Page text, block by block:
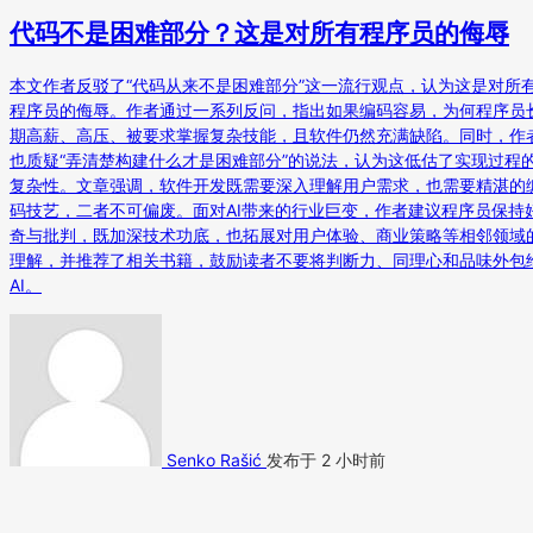
代码不是困难部分？这是对所有程序员的侮辱
本文作者反驳了“代码从来不是困难部分”这一流行观点，认为这是对所
程序员的侮辱。作者通过一系列反问，指出如果编码容易，为何程序员
期高薪、高压、被要求掌握复杂技能，且软件仍然充满缺陷。同时，作
也质疑“弄清楚构建什么才是困难部分”的说法，认为这低估了实现过程
复杂性。文章强调，软件开发既需要深入理解用户需求，也需要精湛的
码技艺，二者不可偏废。面对AI带来的行业巨变，作者建议程序员保持
奇与批判，既加深技术功底，也拓展对用户体验、商业策略等相邻领域
理解，并推荐了相关书籍，鼓励读者不要将判断力、同理心和品味外包
AI。
Senko Rašić 发布于 2 小时前